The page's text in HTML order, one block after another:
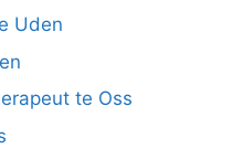
Uden
te Oss